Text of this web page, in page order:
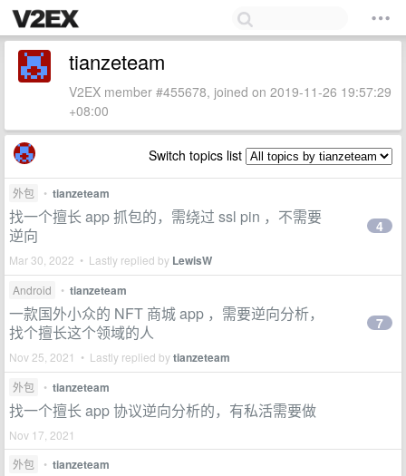
tianzeteam
V2EX member #455678, joined on 2019-11-26 19:57:29
+08:00
Switch topics list
外包 • tianzeteam
找一个擅长 app 抓包的，需绕过 ssl pin ，不需要
逆向
Mar 30, 2022 • Lastly replied by LewisW
4
Android • tianzeteam
一款国外小众的 NFT 商城 app ，需要逆向分析，
找个擅长这个领域的人
Nov 25, 2021 • Lastly replied bytianzeteam
7
外包 • tianzeteam
找一个擅长 app 协议逆向分析的，有私活需要做
Nov 17, 2021
外包
• tianzeteam